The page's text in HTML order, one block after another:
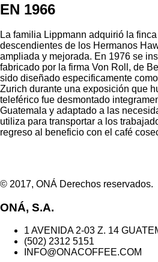
EN 1966
La familia Lippmann adquirió la
descendientes de los Hermanos
ampliada y mejorada. En 1976 se
fabricado por la firma Von Roll, de
sido diseñado especificamente
Zurich durante una exposición que
teleférico fue desmontado
Guatemala y adaptado a las
utiliza para transportar a los
regreso al beneficio con el café
© 2017, ONÁ Derechos reservados.
ONÁ, S.A.
1 AVENIDA 2-03 Z. 14
(502) 2312 5151
INFO@ONACOFFEE.COM